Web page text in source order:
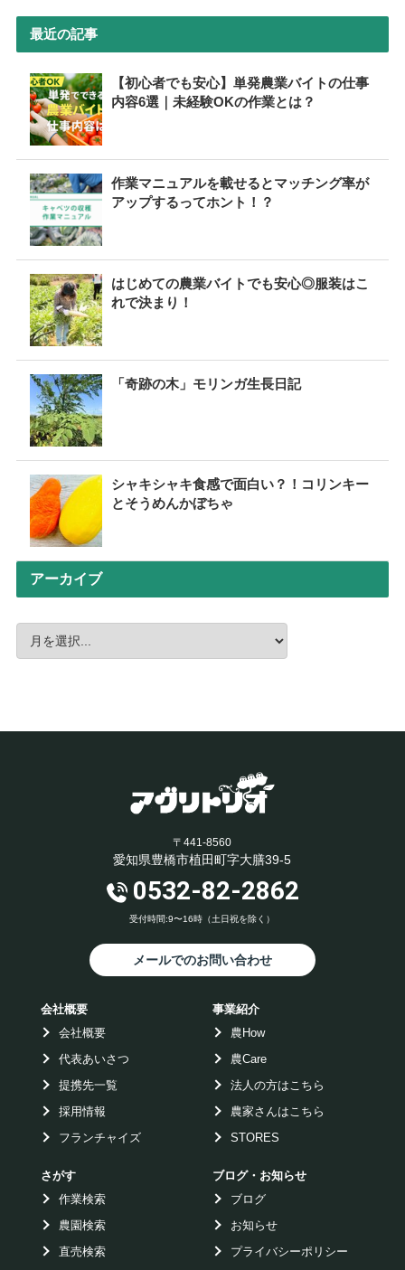
最近の記事
【初心者でも安心】単発農業バイトの仕事
内容6選｜未経験OKの作業とは？
作業マニュアルを載せるとマッチング率が
アップするってホント！？
はじめての農業バイトでも安心◎服装はこ
れで決まり！
「奇跡の木」モリンガ生長日記
シャキシャキ食感で面白い？！コリンキー
とそうめんかぼちゃ
アーカイブ
〒441-8560
愛知県豊橋市植田町字大膳39-5
0532-82-2862
受付時間:9〜16時（土日祝を除く）
メールでのお問い合わせ
会社概要
会社概要
代表あいさつ
提携先一覧
採用情報
フランチャイズ
事業紹介
農How
農Care
法人の方はこちら
農家さんはこちら
STORES
さがす
作業検索
農園検索
直売検索
ブログ・お知らせ
ブログ
お知らせ
プライバシーポリシー